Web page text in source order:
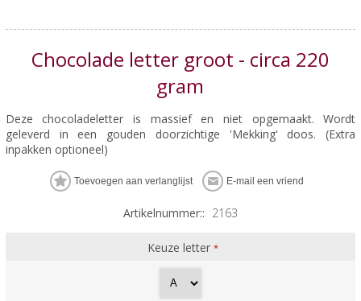
Chocolade letter groot - circa 220
gram
Deze chocoladeletter is massief en niet opgemaakt. Wordt
geleverd in een gouden doorzichtige 'Mekking' doos. (Extra
inpakken optioneel)
Artikelnummer:: 2163
Keuze letter *